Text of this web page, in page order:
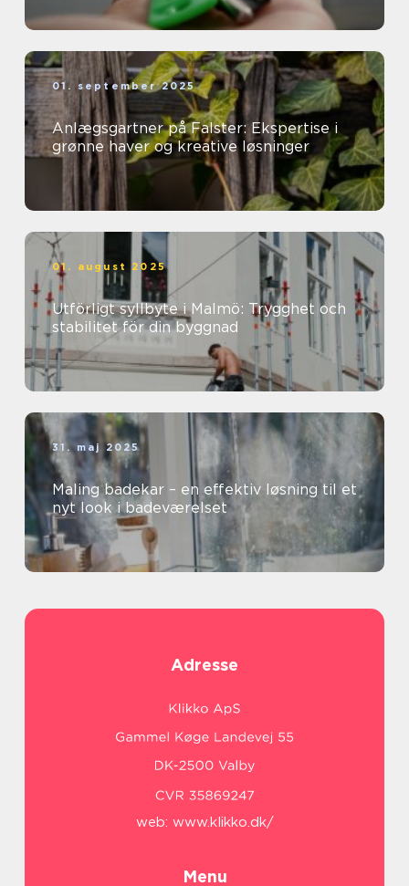
01. september 2025
Anlægsgartner på Falster: Ekspertise i
grønne haver og kreative løsninger
01. august 2025
Utförligt syllbyte i Malmö: Trygghet och
stabilitet för din byggnad
31. maj 2025
Maling badekar – en effektiv løsning til et
nyt look i badeværelset
Adresse
web: www.klikko.dk/
Menu